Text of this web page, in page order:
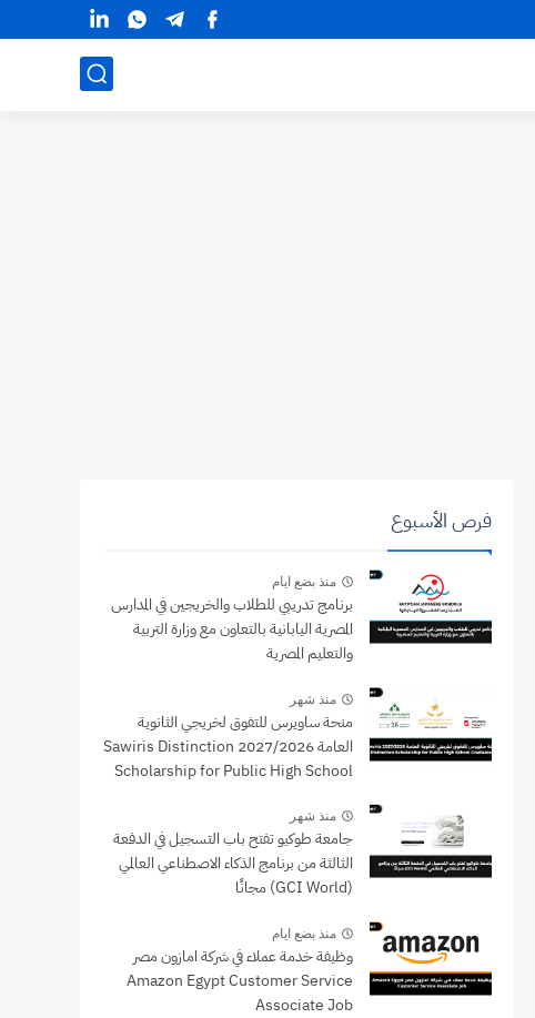
فرص الأسبوع
منذ بضع ايام
برنامج تدريبي للطلاب والخريجين في المدارس
المصرية اليابانية بالتعاون مع وزارة التربية
والتعليم المصرية
منذ شهر
منحة ساويرس للتفوق لخريجي الثانوية
العامة 2027/2026 Sawiris Distinction
Scholarship for Public High School
منذ شهر
جامعة طوكيو تفتح باب التسجيل في الدفعة
الثالثة من برنامج الذكاء الاصطناعي العالمي
(GCI World) مجانًا
منذ بضع ايام
وظيفة خدمة عملاء في شركة امازون مصر
Amazon Egypt Customer Service
Associate Job